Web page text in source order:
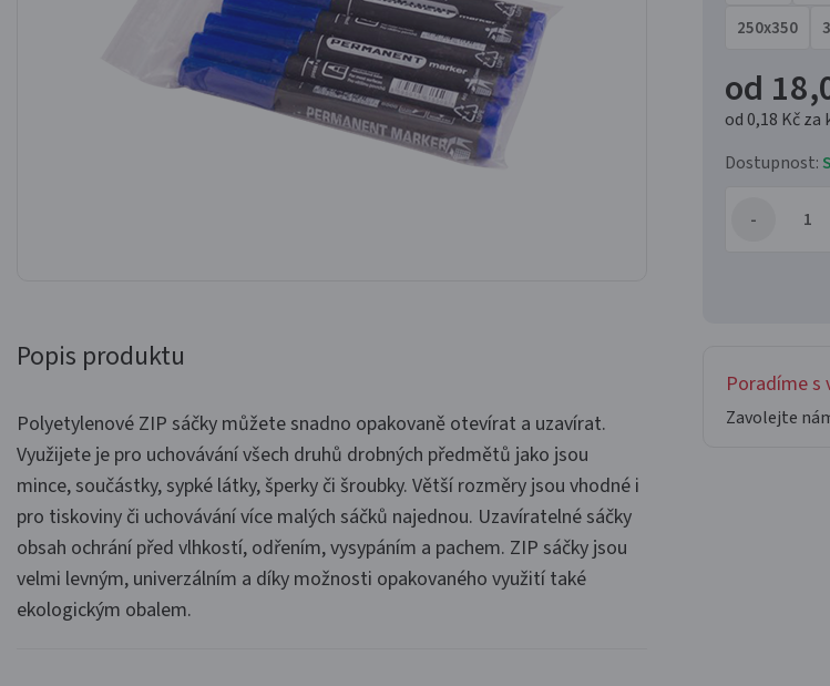
250x350
od
od 0,18 Kčza
Dostupnost:
Poradíme s
Zavolejte
Popis produktu
Polyetylenové ZIP sáčky můžete snadno opakovaně otevírat a uzavírat.
Využijete je pro uchovávání všech druhů drobných předmětů jako jsou
mince, součástky, sypké látky, šperky či šroubky. Větší rozměry jsou vhodné i
pro tiskoviny či uchovávání více malých sáčků najednou. Uzavíratelné sáčky
obsah ochrání před vlhkostí, odřením, vysypáním a pachem. ZIP sáčky jsou
velmi levným, univerzálním a díky možnosti opakovaného využití také
ekologickým obalem.